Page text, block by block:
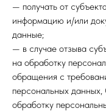
— получать от
информацию и/или
данные;
— в случае отзыва
на обработку
обращения с
персональных
обработку